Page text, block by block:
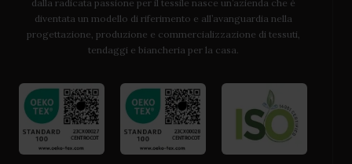
dalla radicata passione per il tessile nasce un’azienda che è
diventata un modello di riferimento e all’avanguardia nella
progettazione, produzione e commercializzazione di tessuti,
tendaggi e biancheria per la casa.